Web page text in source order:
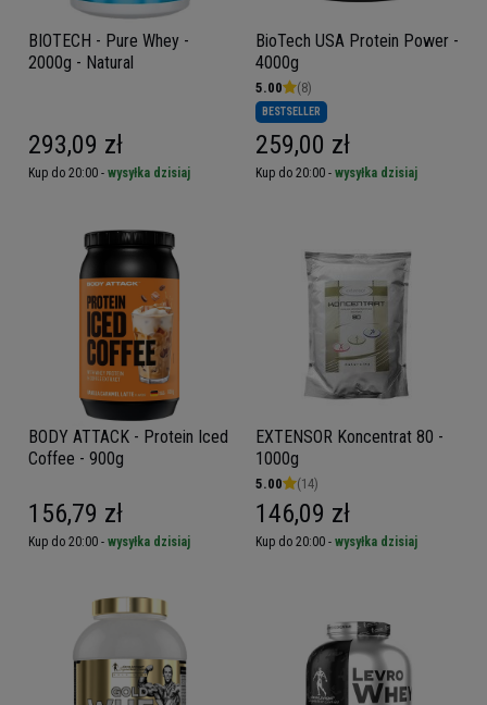
BIOTECH - Pure Whey -
2000g - Natural
293,09 zł
Kup do 20:00 - wysyłka dzisiaj
BioTech USA Protein Power -
4000g
5.00 (8)
BESTSELLER
259,00 zł
Kup do 20:00 - wysyłka dzisiaj
BODY ATTACK - Protein Iced
Coffee - 900g
156,79 zł
Kup do 20:00 - wysyłka dzisiaj
EXTENSOR Koncentrat 80 -
1000g
5.00 (14)
146,09 zł
Kup do 20:00 - wysyłka dzisiaj